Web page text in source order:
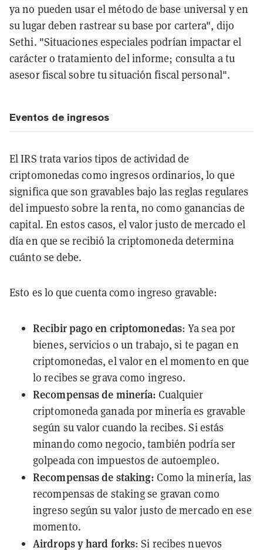
ya no pueden usar el método de base universal y en
su lugar deben rastrear su base por cartera", dijo
Sethi. "Situaciones especiales podrían impactar el
carácter o tratamiento del informe; consulta a tu
asesor fiscal sobre tu situación fiscal personal".
Eventos de ingresos
El IRS trata varios tipos de actividad de
criptomonedas como ingresos ordinarios, lo que
significa que son gravables bajo las reglas regulares
del impuesto sobre la renta, no como ganancias de
capital. En estos casos, el valor justo de mercado el
día en que se recibió la criptomoneda determina
cuánto se debe.
Esto es lo que cuenta como ingreso gravable:
Recibir pago en criptomonedas: Ya sea por
bienes, servicios o un trabajo, si te pagan en
criptomonedas, el valor en el momento en que
lo recibes se grava como ingreso.
Recompensas de minería: Cualquier
criptomoneda ganada por minería es gravable
según su valor cuando la recibes. Si estás
minando como negocio, también podría ser
golpeada con impuestos de autoempleo.
Recompensas de staking: Como la minería, las
recompensas de staking se gravan como
ingreso según su valor justo de mercado en ese
momento.
Airdropsy hard forks: Si recibes nuevos